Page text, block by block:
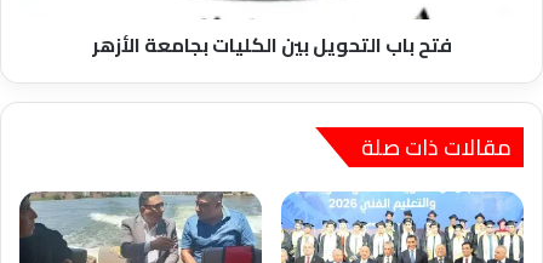
فتح باب التحويل بين الكليات بجامعة الأزهر
مقالات ذات صلة